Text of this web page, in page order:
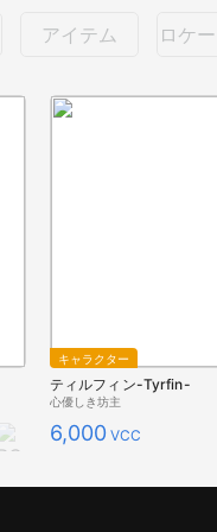
アイテム ロケ
キャラクター
ティルフィン-Tyrfin-
心優しき坊主
6,000 VCC